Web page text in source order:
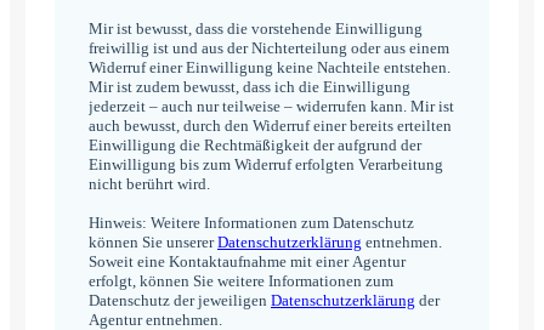
Mir ist bewusst, dass die vorstehende Einwilligung
freiwillig ist und aus der Nichterteilung oder aus einem
Widerruf einer Einwilligung keine Nachteile entstehen.
Mir ist zudem bewusst, dass ich die Einwilligung
jederzeit – auch nur teilweise – widerrufen kann. Mir ist
auch bewusst, durch den Widerruf einer bereits erteilten
Einwilligung die Rechtmäßigkeit der aufgrund der
Einwilligung bis zum Widerruf erfolgten Verarbeitung
nicht berührt wird.
Hinweis: Weitere Informationen zum Datenschutz
können Sie unsererDatenschutzerklärung entnehmen.
Soweit eine Kontaktaufnahme mit einer Agentur
erfolgt, können Sie weitere Informationen zum
Datenschutz der jeweiligen Datenschutzerklärung der
Agentur entnehmen.